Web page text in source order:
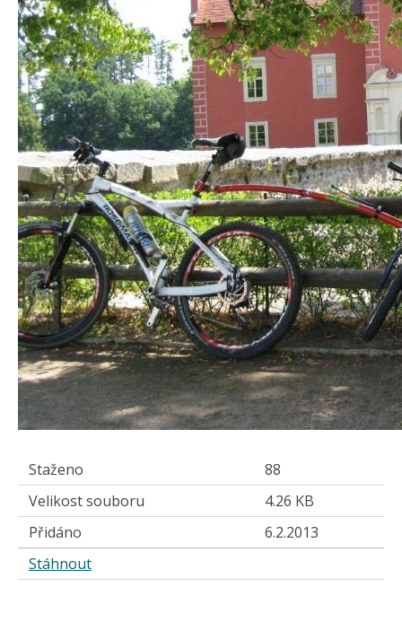
Staženo
88
Velikost souboru
4.26 KB
Přidáno
6.2.2013
Stáhnout